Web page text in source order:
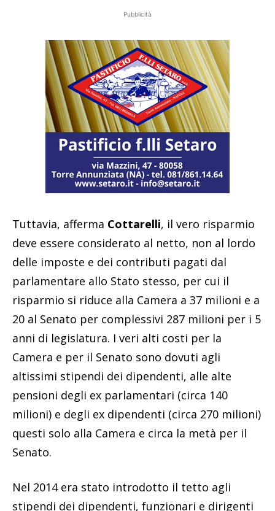
Pubblicità
Tuttavia, afferma Cottarelli, il vero risparmio
deve essere considerato al netto, non al lordo
delle imposte e dei contributi pagati dal
parlamentare allo Stato stesso, per cui il
risparmio si riduce alla Camera a 37 milioni e a
20 al Senato per complessivi 287 milioni per i 5
anni di legislatura. I veri alti costi per la
Camera e per il Senato sono dovuti agli
altissimi stipendi dei dipendenti, alle alte
pensioni degli ex parlamentari (circa 140
milioni) e degli ex dipendenti (circa 270 milioni)
questi solo alla Camera e circa la metà per il
Senato.
Nel 2014 era stato introdotto il tetto agli
stipendi dei dipendenti, funzionari e dirigenti